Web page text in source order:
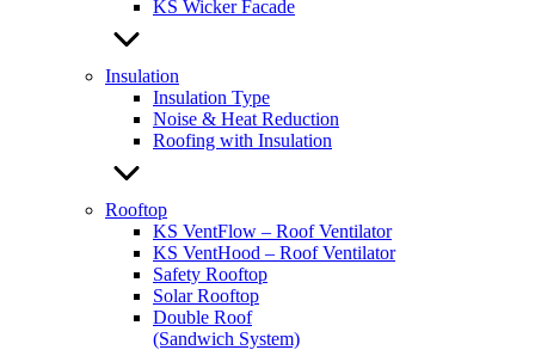
KS Wicker Facade
Insulation
Insulation Type
Noise & Heat Reduction
Roofing with Insulation
Rooftop
KS VentFlow – Roof Ventilator
KS VentHood – Roof Ventilator
Safety Rooftop
Solar Rooftop
Double Roof
(Sandwich System)